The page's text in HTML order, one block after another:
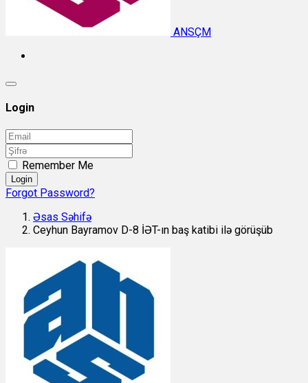
ANSÇM
Login
Remember Me
Login
Forgot Password?
Əsas Səhifə
Ceyhun Bayramov D-8 İƏT-ın baş katibi ilə görüşüb